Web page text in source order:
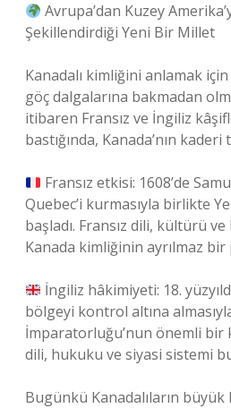
Avrupa’dan Kuzey
Şekillendirdiği Yeni Bir Millet
Kanadalı kimliğini anlamak
göç dalgalarına bakmadan
itibaren Fransız ve İngiliz
bastığında, Kanada’nın
Fransız etkisi: 1608’de
Quebec’i kurmasıyla birlikte
başladı. Fransız dili, kültürü
Kanada kimliğinin ayrılmaz bir
İngiliz hâkimiyeti: 18.
bölgeyi kontrol altına
İmparatorluğu’nun önemli bir
dili, hukuku ve siyasi sistemi
Bugünkü Kanadalıların